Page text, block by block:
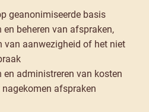
geanonimiseerde basis
en beheren van afspraken,
van aanwezigheid of het niet
en administreren van kosten
afspraken